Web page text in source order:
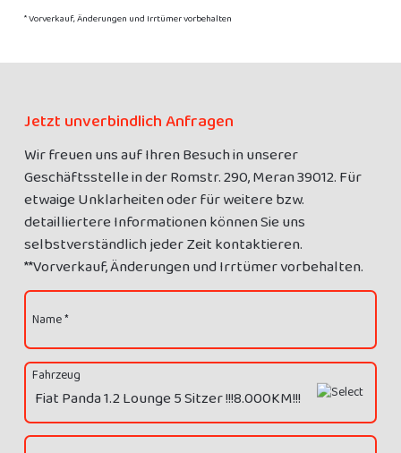
* Vorverkauf, Änderungen und Irrtümer vorbehalten
Jetzt unverbindlich Anfragen
Wir freuen uns auf Ihren Besuch in unserer
Geschäftsstelle in der Romstr. 290, Meran 39012. Für
etwaige Unklarheiten oder für weitere bzw.
detailliertere Informationen können Sie uns
selbstverständlich jeder Zeit kontaktieren.
**Vorverkauf, Änderungen und Irrtümer vorbehalten.
Name *
Fahrzeug